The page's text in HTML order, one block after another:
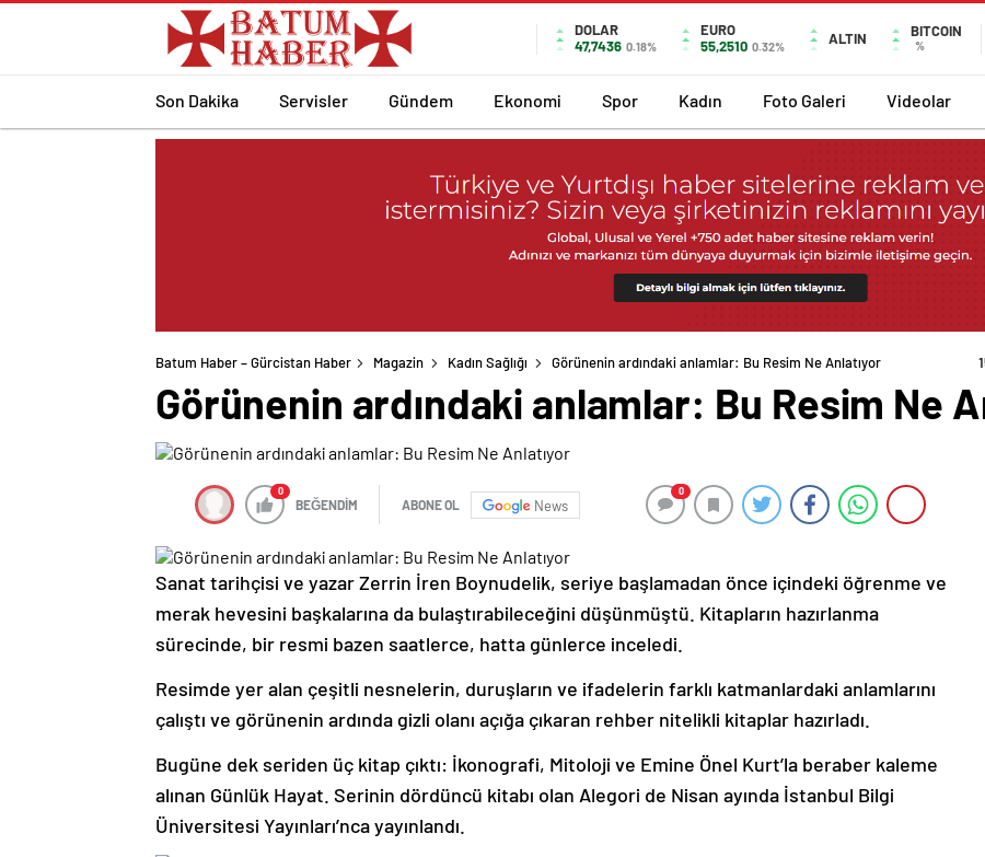
DOLAR
47,7436 0.18%
EURO
55,2510 0.32% ALTIN BITCOIN
%
Son Dakika Servisler Gündem Ekonomi Spor Kadın Foto Galeri Videolar
Batum Haber – Gürcistan Haber Magazin Kadın Sağlığı Görünenin ardındaki anlamlar: Bu Resim Ne Anlatıyor
Görünenin ardındaki anlamlar: Bu Resim Ne
0
BEĞENDİM ABONE OL News
0
Sanat tarihçisi ve yazar Zerrin İren Boynudelik, seriye başlamadan önce içindeki öğrenme ve
merak hevesini başkalarına da bulaştırabileceğini düşünmüştü. Kitapların hazırlanma
sürecinde, bir resmi bazen saatlerce, hatta günlerce inceledi.
Resimde yer alan çeşitli nesnelerin, duruşların ve ifadelerin farklı katmanlardaki anlamlarını
çalıştı ve görünenin ardında gizli olanı açığa çıkaran rehber nitelikli kitaplar hazırladı.
Bugüne dek seriden üç kitap çıktı: İkonografi, Mitoloji ve Emine Önel Kurt’la beraber kaleme
alınan Günlük Hayat. Serinin dördüncü kitabı olan Alegori de Nisan ayında İstanbul Bilgi
Üniversitesi Yayınları’nca yayınlandı.